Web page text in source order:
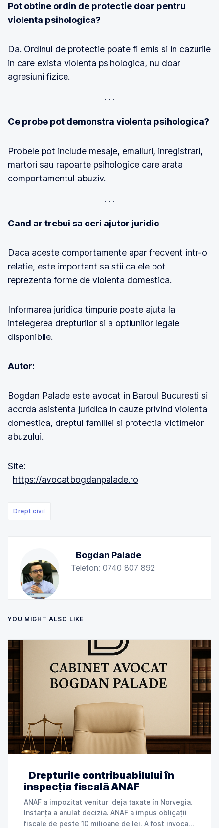
Pot obtine ordin de protectie doar pentru
violenta psihologica?
Da. Ordinul de protectie poate fi emis si in cazurile
in care exista violenta psihologica, nu doar
agresiuni fizice.
Ce probe pot demonstra violenta psihologica?
Probele pot include mesaje, emailuri, inregistrari,
martori sau rapoarte psihologice care arata
comportamentul abuziv.
Cand ar trebui sa ceri ajutor juridic
Daca aceste comportamente apar frecvent intr-o
relatie, este important sa stii ca ele pot
reprezenta forme de violenta domestica.
Informarea juridica timpurie poate ajuta la
intelegerea drepturilor si a optiunilor legale
disponibile.
Autor:
Bogdan Palade este avocat in Baroul Bucuresti si
acorda asistenta juridica in cauze privind violenta
domestica, dreptul familiei si protectia victimelor
abuzului.
Site:
https://avocatbogdanpalade.ro
Drept civil
Bogdan Palade
Telefon: 0740 807 892
YOU MIGHT ALSO LIKE
Drepturile contribuabilului în
inspecția fiscală ANAF
ANAF a impozitat venituri deja taxate în Norvegia.
Instanța a anulat decizia. ANAF a impus obligații
fiscale de peste 10 milioane de lei. A fost invocată